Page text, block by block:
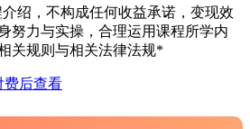
绍，不构成任何收益承诺，变现效
努力与实操，合理运用课程所学内
关规则与相关法律法规*
费后查看